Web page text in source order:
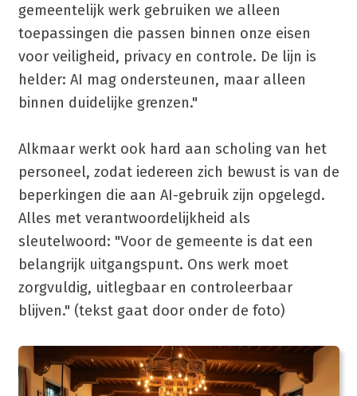
gemeentelijk werk gebruiken we alleen
toepassingen die passen binnen onze eisen
voor veiligheid, privacy en controle. De lijn is
helder: AI mag ondersteunen, maar alleen
binnen duidelijke grenzen."
Alkmaar werkt ook hard aan scholing van het
personeel, zodat iedereen zich bewust is van de
beperkingen die aan AI-gebruik zijn opgelegd.
Alles met verantwoordelijkheid als
sleutelwoord: "Voor de gemeente is dat een
belangrijk uitgangspunt. Ons werk moet
zorgvuldig, uitlegbaar en controleerbaar
blijven." (tekst gaat door onder de foto)